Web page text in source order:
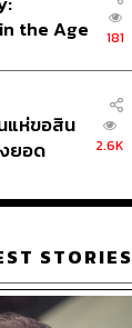
the Age
181
แห่ขอสิน
งยอด
2.6K
STORIES